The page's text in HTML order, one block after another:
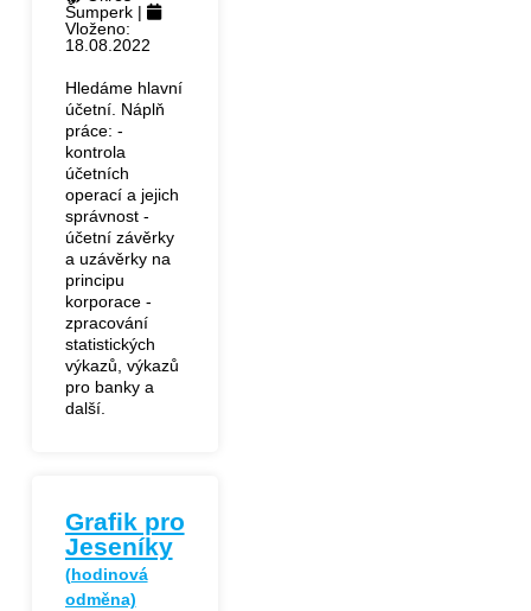
Šumperk |
Vloženo:
18.08.2022
Hledáme hlavní
účetní. Náplň
práce: -
kontrola
účetních
operací a jejich
správnost -
účetní závěrky
a uzávěrky na
principu
korporace -
zpracování
statistických
výkazů, výkazů
pro banky a
další.
Grafik pro
Jeseníky
(hodinová
odměna)